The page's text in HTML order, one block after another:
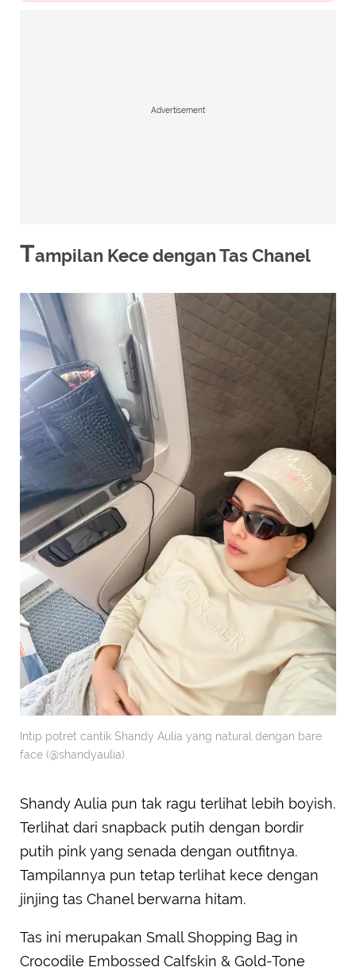
Advertisement
Tampilan Kece dengan Tas Chanel
Intip potret cantik Shandy Aulia yang natural dengan bare
face (@shandyaulia)
Shandy Aulia pun tak ragu terlihat lebih boyish.
Terlihat dari snapback putih dengan bordir
putih pink yang senada dengan outfitnya.
Tampilannya pun tetap terlihat kece dengan
jinjing tas Chanel berwarna hitam.
Tas ini merupakan Small Shopping Bag in
Crocodile Embossed Calfskin & Gold-Tone